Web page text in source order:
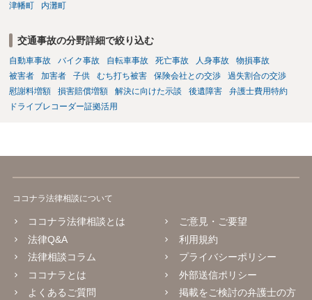
津幡町
内灘町
交通事故の分野詳細で絞り込む
自動車事故 バイク事故 自転車事故 死亡事故 人身事故
物損事故
被害者
加害者 子供 むち打ち被害 保険会社との交渉
過失割合の交渉
慰謝料増額
損害賠償増額 解決に向けた示談 後遺障害
弁護士費用特約
ドライブレコーダー証拠活用
ココナラ法律相談について
ココナラ法律相談とは
法律Q&A
法律相談コラム
ココナラとは
よくあるご質問
ご意見・ご要望
利用規約
プライバシーポリシー
外部送信ポリシー
掲載をご検討の弁護士の方